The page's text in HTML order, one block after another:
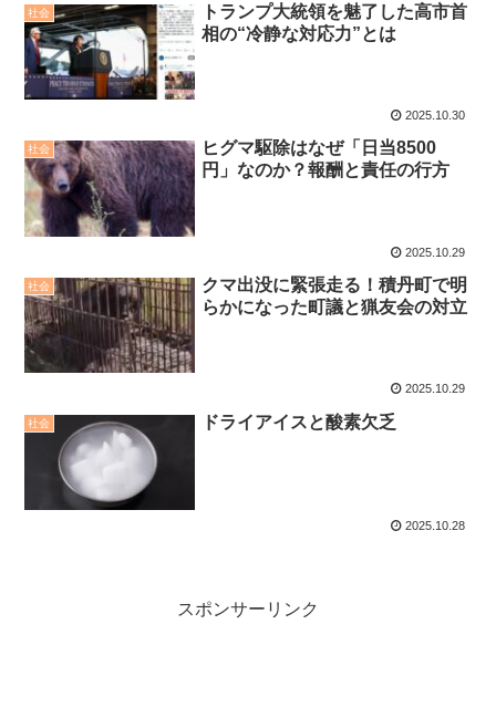
社会
トランプ大統領を魅了した高市首
相の“冷静な対応力”とは
2025.10.30
社会
ヒグマ駆除はなぜ「日当8500
円」なのか？報酬と責任の行方
2025.10.29
社会
クマ出没に緊張走る！積丹町で明
らかになった町議と猟友会の対立
2025.10.29
社会 ドライアイスと酸素欠乏
2025.10.28
スポンサーリンク